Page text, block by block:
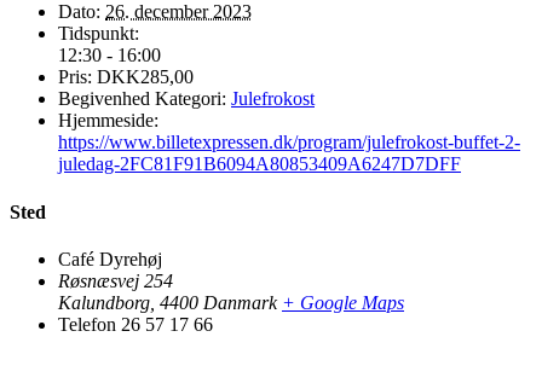
Dato: 26. december 2023
Tidspunkt:
12:30 - 16:00
Pris: DKK285,00
Begivenhed Kategori: Julefrokost
Hjemmeside:
https://www.billetexpressen.dk/program/julefrokost-buffet-2-
juledag-2FC81F91B6094A80853409A6247D7DFF
Sted
Café Dyrehøj
Røsnæsvej 254
Kalundborg 4400 Danmark + Google Maps
Telefon 26 57 17 66